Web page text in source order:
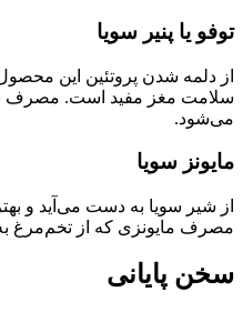
توفو یا پنیر سویا
از دلمه شدن پروتئین این
سلامت مغز مفید است. مصرف
می‌شود‌.
مایونز سویا
از شیر سویا به دست می‌آید و
مصرف مایونزی که از تخم‌مرغ
سخن پایانی